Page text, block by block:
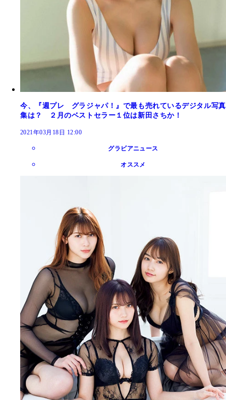
今、『週プレ グラジャパ！』で最も売れているデジタル写真
集は？ ２月のベストセラー１位は新田さちか！
2021年03月18日 12:00
グラビアニュース
オススメ